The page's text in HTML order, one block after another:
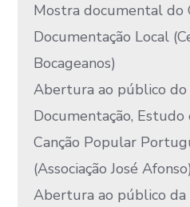
Mostra documental do
Documentação Local
Bocageanos)
Abertura ao público
Documentação, Estudo
Canção Popular
(Associação José Afonso)
Abertura ao público da